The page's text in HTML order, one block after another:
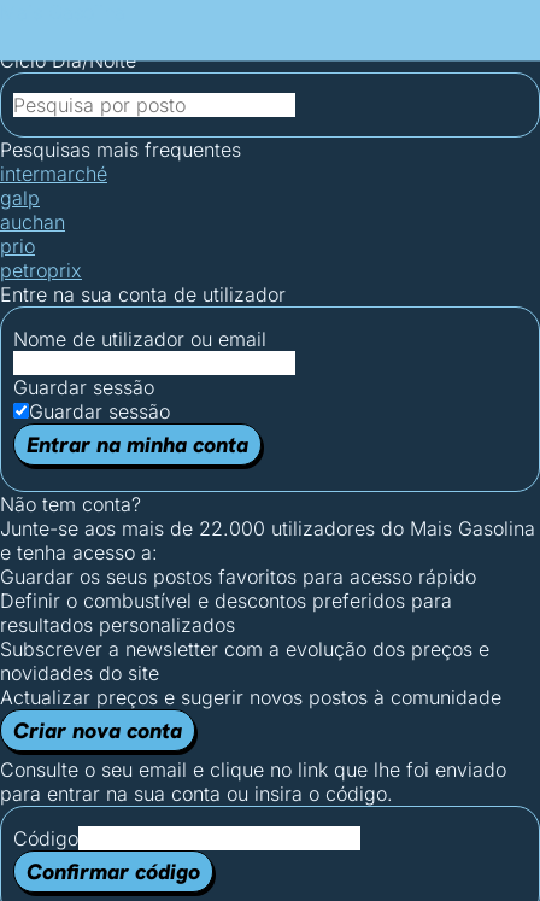
Ciclo Dia/Noite
Pesquisas mais frequentes
intermarché
galp
auchan
prio
petroprix
Entre na sua conta de utilizador
Nome de utilizador ou email
Guardar sessão
Guardar sessão
Entrar na minha conta
Não tem conta?
Junte-se aos mais de 22.000 utilizadores do Mais Gasolina
e tenha acesso a:
Guardar os seus postos favoritos para acesso rápido
Definir o combustível e descontos preferidos para
resultados personalizados
Subscrever a newsletter com a evolução dos preços e
novidades do site
Actualizar preços e sugerir novos postos à comunidade
Criar nova conta
Consulte o seu email e clique no link que lhe foi enviado
para entrar na sua conta ou insira o código.
Código
Confirmar código